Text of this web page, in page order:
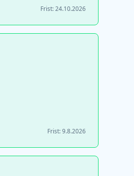
Frist:24.10.2026
Frist:9.8.2026